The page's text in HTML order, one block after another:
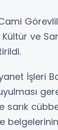
Kültür ve
İşleri
sarık